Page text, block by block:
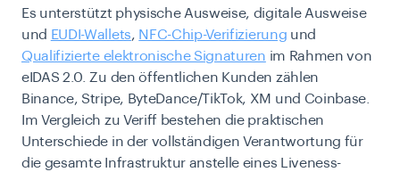
Es unterstützt physische Ausweise, digitale Ausweise
und EUDI-Wallets, NFC-Chip-Verifizierung und
Qualifizierte elektronische Signaturen im Rahmen von
eIDAS 2.0. Zu den öffentlichen Kunden zählen
Binance, Stripe, ByteDance/TikTok, XM und Coinbase.
Im Vergleich zu Veriff bestehen die praktischen
Unterschiede in der vollständigen Verantwortung für
die gesamte Infrastruktur anstelle eines Liveness-